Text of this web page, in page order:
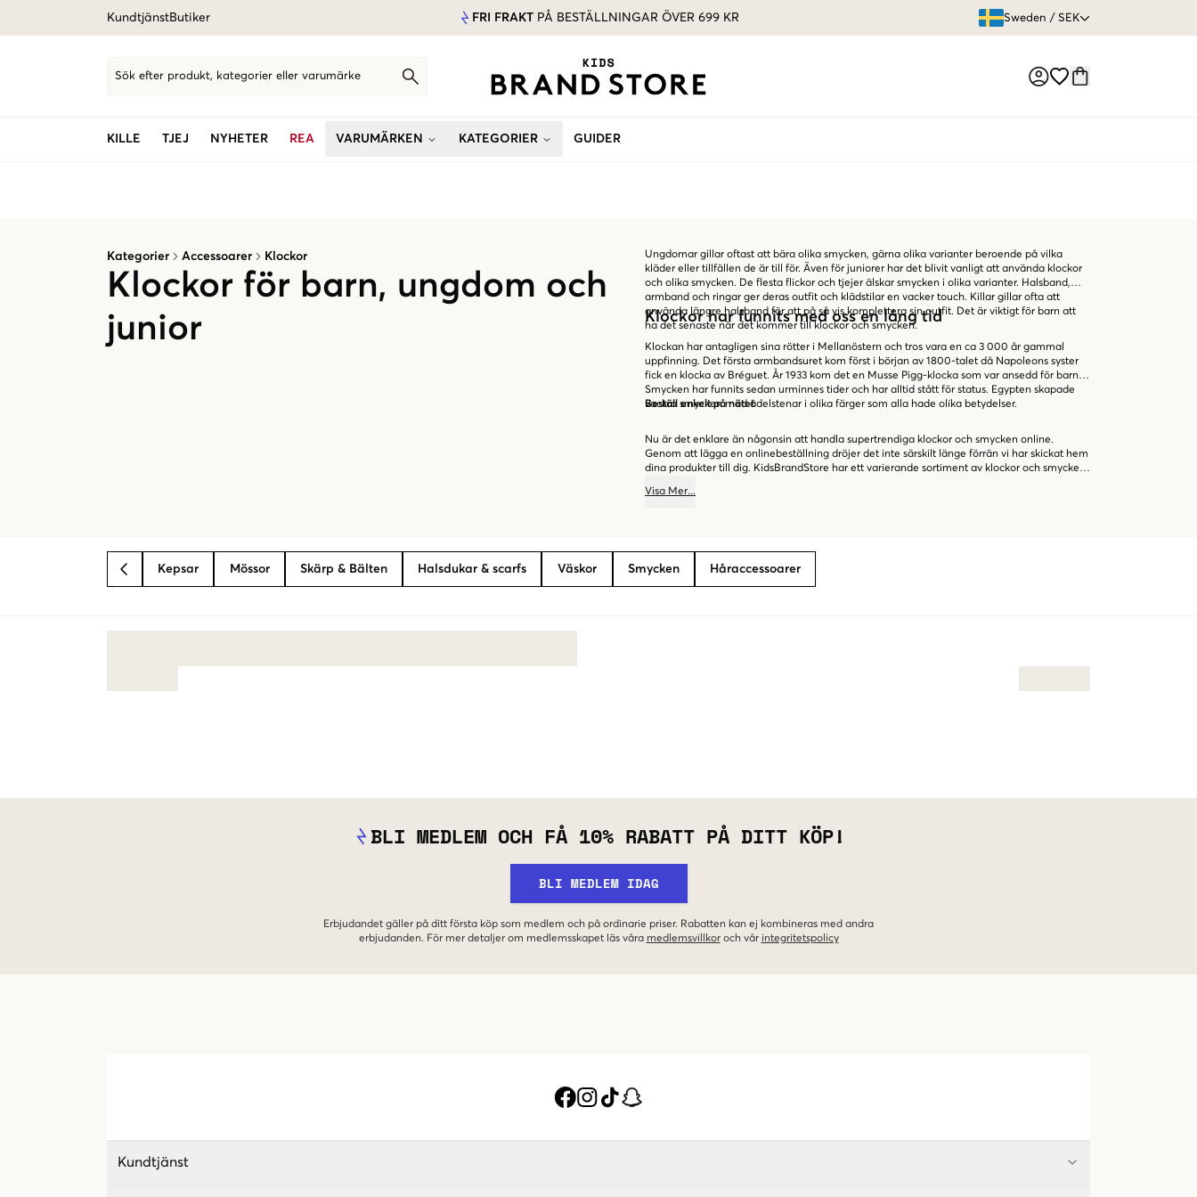
KundtjänstButiker FRI FRAKT PÅ BESTÄLLNINGAR ÖVER 699 KR Sweden / SEK
Sök efter produkt, kategorier eller varumärke
KILLE TJEJ NYHETER REA VARUMÄRKEN KATEGORIER GUIDER
Kategorier Accessoarer Klockor
Klockor för barn, ungdom och
junior
Ungdomar gillar oftast att bära olika smycken, gärna olika varianter beroende på vilka
kläder eller tillfällen de är till för. Även för juniorer har det blivit vanligt att använda klockor
och olika smycken. De flesta flickor och tjejer älskar smycken i olika varianter. Halsband,
armband och ringar ger deras outfit och klädstilar en vacker touch. Killar gillar ofta att
använda längre halsband för att på så vis komplettera sin outfit. Det är viktigt för barn att
ha det senaste när det kommer till klockor och smycken.
Klockor har funnits med oss en lång tid
Klockan har antagligen sina rötter i Mellanöstern och tros vara en ca 3 000 år gammal
uppfinning. Det första armbandsuret kom först i början av 1800-talet då Napoleons syster
fick en klocka av Bréguet. År 1933 kom det en Musse Pigg-klocka som var ansedd för barn.
Smycken har funnits sedan urminnes tider och har alltid stått för status. Egypten skapade
vackra smycken med ädelstenar i olika färger som alla hade olika betydelser.
Beställ enkelt på nätet
Nu är det enklare än någonsin att handla supertrendiga klockor och smycken online.
Genom att lägga en onlinebeställning dröjer det inte särskilt länge förrän vi har skickat hem
dina produkter till dig. KidsBrandStore har ett varierande sortiment av klockor och smycken
Visa Mer...
BACK Kepsar Mössor Skärp & Bälten Halsdukar & scarfs Väskor Smycken Håraccessoarer
BLI MEDLEM OCH FÅ 10% RABATT PÅ DITT KÖP!
BLI MEDLEM IDAG
Erbjudandet gäller på ditt första köp som medlem och på ordinarie priser. Rabatten kan ej kombineras med andra
erbjudanden. För mer detaljer om medlemsskapet läs våra medlemsvillkor och vår integritetspolicy
Kundtjänst